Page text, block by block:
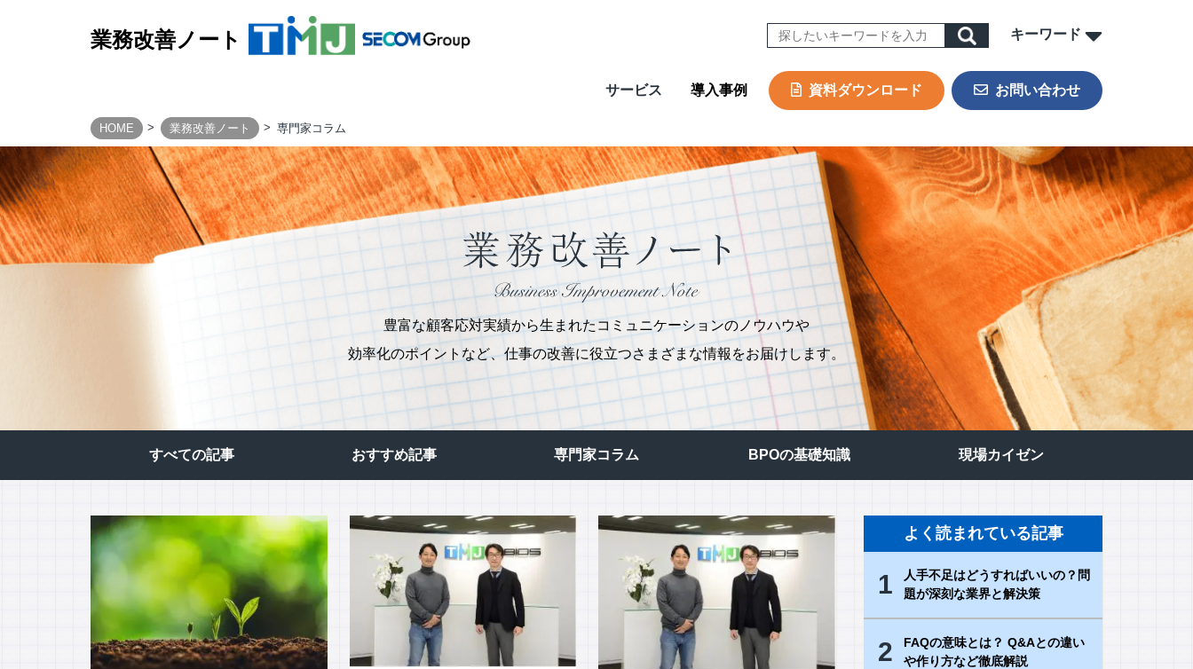
業務改善ノート キーワード
サービス 導入事例 資料ダウンロード お問い合わせ
BUSINESS PROCESS
Design & Consulting
TMJ Generative Solution
CXデザインコンサルティング
BPOデザイン
NPS導入支援サービス
人材育成・研修
WEB制作サービス
Design & Outsourcing
カスタマーケア
セールスサポート
テクニカルサポート
在宅オペレーション
モビリティ（MaaS）ビジネスサポートサービス
チャットサポート
チャットボット
AI音声自動応答サービス
ビジュアルIVR
SMSコンタクトサービス
Design & Outsourcing
コーポレート機能BPOサービス
営業事務支援サービス
採用代行（RPO）
人材派遣
社内ヘルプデスク
RPAサービス
AIテキスト分類
HOME 業務改善ノート 専門家コラム
豊富な顧客応対実績から生まれたコミュニケーションのノウハウや
効率化のポイントなど、仕事の改善に役立つさまざまな情報をお届けします。
すべての記事​ おすすめ記事 専門家コラム BPOの基礎知識 現場カイゼン
よく読まれている記事
1
人手不足はどうすればいいの？問
題が深刻な業界と解決策
2
FAQの意味とは？ Q&Aとの違い
や作り方など徹底解説